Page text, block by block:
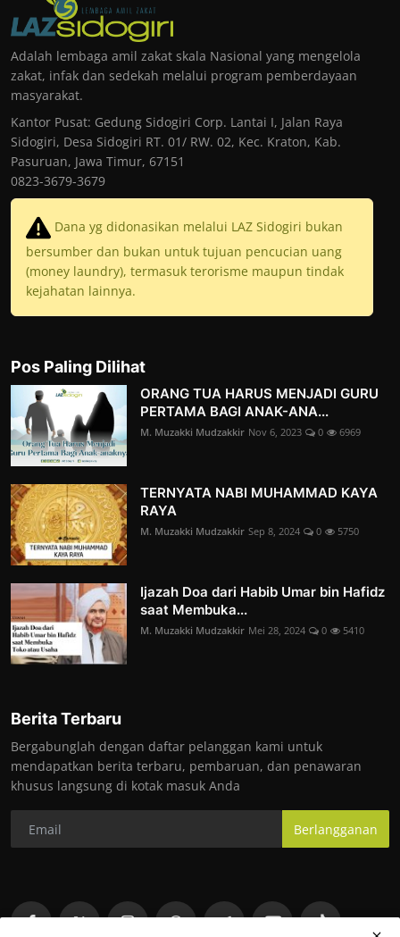
Adalah lembaga amil zakat skala Nasional yang mengelola
zakat, infak dan sedekah melalui program pemberdayaan
masyarakat.
Kantor Pusat: Gedung Sidogiri Corp. Lantai I, Jalan Raya
Sidogiri, Desa Sidogiri RT. 01/ RW. 02, Kec. Kraton, Kab.
Pasuruan, Jawa Timur, 67151
0823-3679-3679
Dana yg didonasikan melalui LAZ Sidogiri bukan
bersumber dan bukan untuk tujuan pencucian uang
(money laundry), termasuk terorisme maupun tindak
kejahatan lainnya.
Pos Paling Dilihat
ORANG TUA HARUS MENJADI GURU
PERTAMA BAGI ANAK-ANA...
M. Muzakki Mudzakkir Nov 6, 2023 0 6969
TERNYATA NABI MUHAMMAD KAYA
RAYA
M. Muzakki Mudzakkir Sep 8, 2024 0 5750
Ijazah Doa dari Habib Umar bin Hafidz
saat Membuka...
M. Muzakki Mudzakkir Mei 28, 2024 0 5410
Berita Terbaru
Bergabunglah dengan daftar pelanggan kami untuk
mendapatkan berita terbaru, pembaruan, dan penawaran
khusus langsung di kotak masuk Anda
Berlangganan